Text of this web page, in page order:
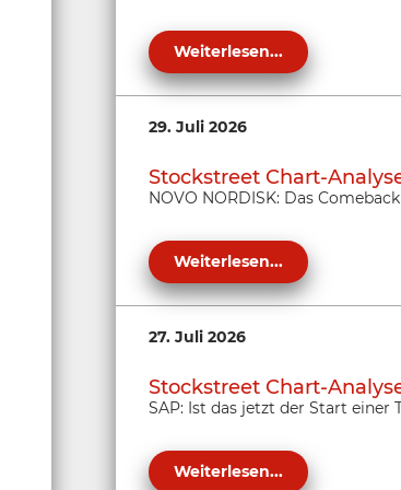
Weiterlesen...
29. Juli 2026
Stockstreet Chart-
NOVO NORDISK: Das
Weiterlesen...
27. Juli 2026
Stockstreet Chart-
SAP: Ist das jetzt der Start einer
Weiterlesen...